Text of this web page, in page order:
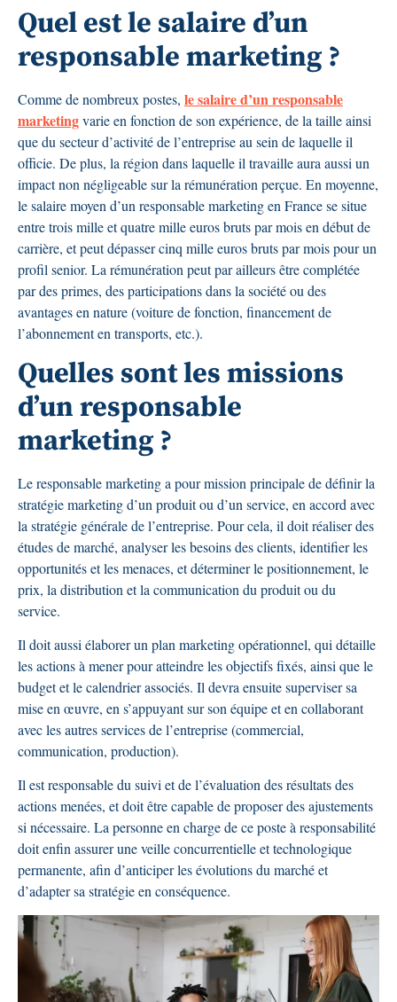
Quel est le salaire d’un
responsable marketing ?
Comme de nombreux postes, le salaire d’un responsable
marketingvarie en fonction de son expérience, de la taille ainsi
que du secteur d’activité de l’entreprise au sein de laquelle il
officie. De plus, la région dans laquelle il travaille aura aussi un
impact non négligeable sur la rémunération perçue. En moyenne,
le salaire moyen d’un responsable marketing en France se situe
entre trois mille et quatre mille euros bruts par mois en début de
carrière, et peut dépasser cinq mille euros bruts par mois pour un
profil senior. La rémunération peut par ailleurs être complétée
par des primes, des participations dans la société ou des
avantages en nature (voiture de fonction, financement de
l’abonnement en transports, etc.).
Quelles sont les missions
d’un responsable
marketing ?
Le responsable marketing a pour mission principale de définir la
stratégie marketing d’un produit ou d’un service, en accord avec
la stratégie générale de l’entreprise. Pour cela, il doit réaliser des
études de marché, analyser les besoins des clients, identifier les
opportunités et les menaces, et déterminer le positionnement, le
prix, la distribution et la communication du produit ou du
service.
Il doit aussi élaborer un plan marketing opérationnel, qui détaille
les actions à mener pour atteindre les objectifs fixés, ainsi que le
budget et le calendrier associés. Il devra ensuite superviser sa
mise en œuvre, en s’appuyant sur son équipe et en collaborant
avec les autres services de l’entreprise (commercial,
communication, production).
Il est responsable du suivi et de l’évaluation des résultats des
actions menées, et doit être capable de proposer des ajustements
si nécessaire. La personne en charge de ce poste à responsabilité
doit enfin assurer une veille concurrentielle et technologique
permanente, afin d’anticiper les évolutions du marché et
d’adapter sa stratégie en conséquence.